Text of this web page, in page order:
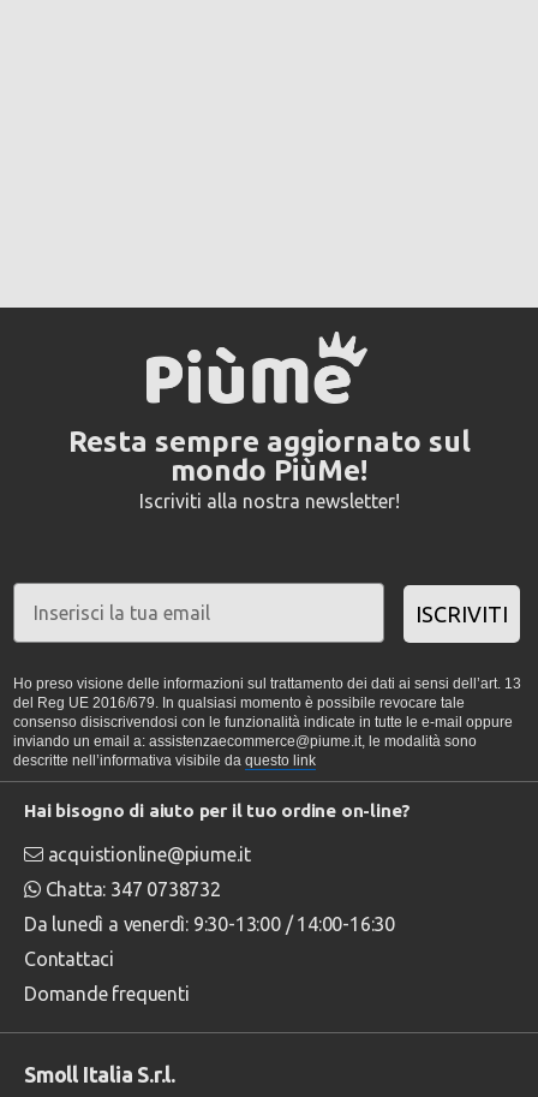
Resta sempre aggiornato sul
mondo PiùMe!
Iscriviti alla nostra newsletter!
ISCRIVITI
Ho preso visione delle informazioni sul trattamento dei dati ai sensi dell’art. 13
del Reg UE 2016/679. In qualsiasi momento è possibile revocare tale
consenso disiscrivendosi con le funzionalità indicate in tutte le e-mail oppure
inviando un email a: assistenzaecommerce@piume.it, le modalità sono
descritte nell’informativa visibile da questo link
Hai bisogno di aiuto per il tuo ordine on-line?
acquistionline@piume.it
Chatta: 347 0738732
Da lunedì a venerdì: 9:30-13:00 / 14:00-16:30
Contattaci
Domande frequenti
Smoll Italia S.r.l.